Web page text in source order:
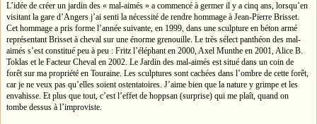
L’idée de créer un jardin des « mal-aimés » a commencé à germer il y a cinq ans, lorsqu’en
visitant la gare d’Angers j’ai senti la nécessité de rendre hommage à Jean-Pierre Brisset.
Cet hommage a pris forme l’année suivante, en 1999, dans une sculpture en béton armé
représentant Brisset à cheval sur une énorme grenouille. Le très sélect panthéon des mal-
aimés s’est constitué peu à peu : Fritz l’éléphant en 2000, Axel Munthe en 2001, Alice B.
Toklas et le Facteur Cheval en 2002. Le Jardin des mal-aimés est situé dans un coin de
forêt sur ma propriété en Touraine. Les sculptures sont cachées dans l’ombre de cette forêt,
car je ne veux pas qu’elles soient ostentatoires. J’aime bien que la nature y grimpe et les
envahisse. Et plus que tout, c’est l’effet de hoppsan (surprise) qui me plaît, quand on
tombe dessus à l’improviste.